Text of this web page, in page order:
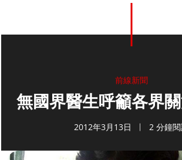
前線新聞
無國界醫生呼籲各界
2012年3月13日 2 分鐘